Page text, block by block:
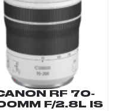
RF 70-
F/2.8L IS